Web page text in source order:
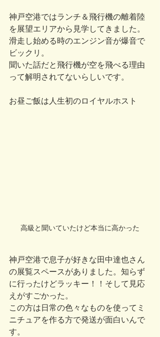
神戸空港ではランチ＆飛行機の離着陸
を展望エリアから見学してきました。
滑走し始める時のエンジン音が爆音で
ビックリ。
聞いた話だと飛行機が空を飛べる理由
って解明されてないらしいです。
お昼ご飯は人生初のロイヤルホスト
高級と聞いていたけど本当に高かった
神戸空港で息子が好きな田中達也さん
の展覧スペースがありました。知らず
に行ったけどラッキー！！そして見応
えがすごかった。
この方は日常の色々なものを使ってミ
ニチュアを作る方で発送が面白いんで
す。